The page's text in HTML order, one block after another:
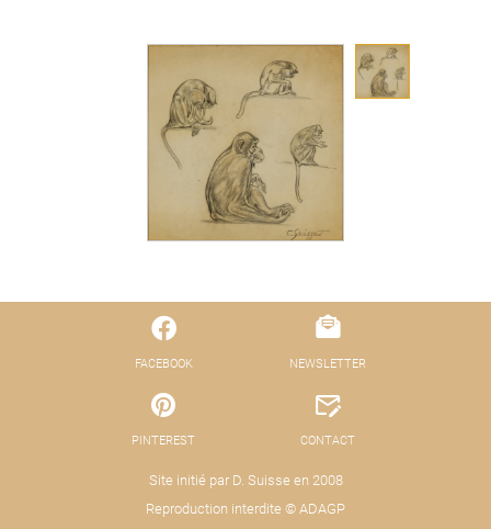
FACEBOOK
PINTEREST
Site initié par D. Suisse en 2008
Reproduction interdite © ADAGP
NEWSLETTER
CONTACT